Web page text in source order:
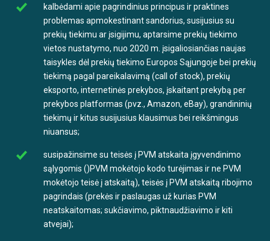
kalbėdami apie pagrindinius principus ir praktines
problemas apmokestinant sandorius, susijusius su
prekių tiekimu ar įsigijimu, aptarsime prekių tiekimo
vietos nustatymo, nuo 2020 m. įsigaliosiančias naujas
taisykles dėl prekių tiekimo Europos Sąjungoje bei prekių
tiekimą pagal pareikalavimą (call of stock), prekių
eksporto, internetinės prekybos, įskaitant prekybą per
prekybos platformas (pvz., Amazon, eBay), grandininių
tiekimų ir kitus susijusius klausimus bei reikšmingus
niuansus;
susipažinsime su teisės į PVM atskaita įgyvendinimo
sąlygomis ()PVM mokėtojo kodo turėjimas ir ne PVM
mokėtojo teisė į atskaitą), teisės į PVM atskaitą ribojimo
pagrindais (prekės ir paslaugas už kurias PVM
neatskaitomas; sukčiavimo, piktnaudžiavimo ir kiti
atvejai);